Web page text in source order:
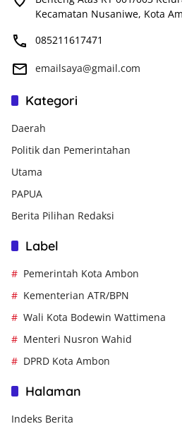
Kecamatan Nusaniwe, Kota
085211617471
emailsaya@gmail.com
Kategori
Daerah
Politik dan Pemerintahan
Utama
PAPUA
Berita Pilihan Redaksi
Label
Pemerintah Kota Ambon
Kementerian ATR/BPN
Wali Kota Bodewin Wattimena
Menteri Nusron Wahid
DPRD Kota Ambon
Halaman
Indeks Berita